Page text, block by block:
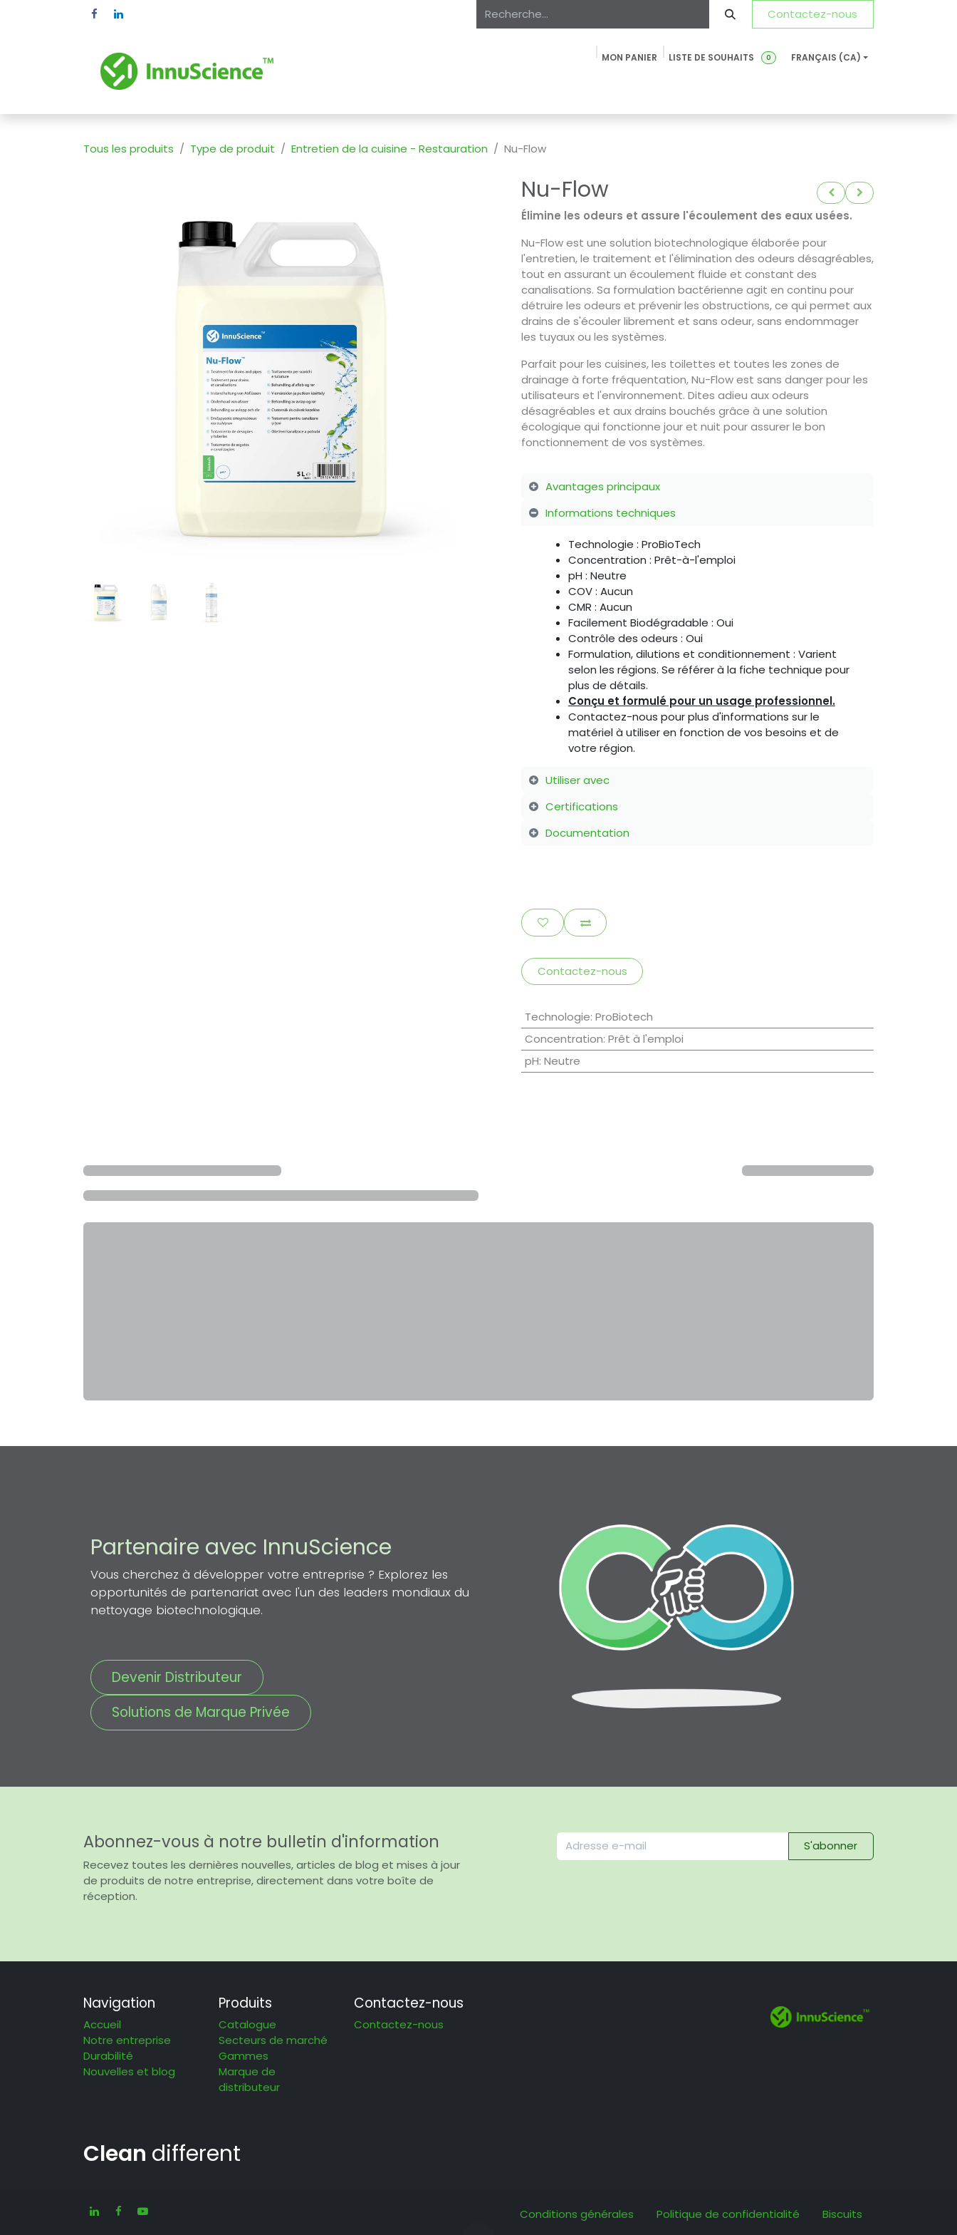
Se rendre au contenu Contactez-nous
MON PANIER 0
LISTE DE SOUHAITS FRANÇAIS (CA)
Tous les produits Type de produit Entretien de la cuisine - Restauration Nu-Flow
Nu-Flow
Élimine les odeurs et assure l'écoulement des eaux usées.
Nu-Flow est une solution biotechnologique élaborée pour
l'entretien, le traitement et l'élimination des odeurs désagréables,
tout en assurant un écoulement fluide et constant des
canalisations. Sa formulation bactérienne agit en continu pour
détruire les odeurs et prévenir les obstructions, ce qui permet aux
drains de s'écouler librement et sans odeur, sans endommager
les tuyaux ou les systèmes.​
Parfait pour les cuisines, les toilettes et toutes les zones de
drainage à forte fréquentation, Nu-Flow est sans danger pour les
utilisateurs et l'environnement. Dites adieu aux odeurs
désagréables et aux drains bouchés grâce à une solution
écologique qui fonctionne jour et nuit pour assurer le bon
fonctionnement de vos systèmes.
Avantages principaux
Informations techniques
Technologie : ProBioTech
Concentration : Prêt-à-l'emploi
pH : Neutre
COV : Aucun
CMR : Aucun
Facilement Biodégradable : Oui ​
Contrôle des odeurs : Oui
Formulation, dilutions et conditionnement : Varient
selon les régions. Se référer à la fiche technique pour
plus de détails.
Conçu et formulé pour un usage professionnel.
Contactez-nous pour plus d'informations sur le
matériel à utiliser en fonction de vos besoins et de
votre région.
Utiliser avec
Certifications
Documentation
Contactez-nous
Technologie: ProBiotech
Concentration: Prêt à l'emploi
pH: Neutre
Partenaire avec InnuScience
Vous cherchez à développer votre entreprise ? Explorez les
opportunités de partenariat avec l'un des leaders mondiaux du
nettoyage biotechnologique.
Devenir Distributeur
Solutions de Marque Privée
Abonnez-vous à notre bulletin d'information
Recevez toutes les dernières nouvelles, articles de blog et mises à jour
de produits de notre entreprise, directement dans votre boîte de
réception.
S'abonner
Navigation
Accueil
Notre entreprise
Durabilité
Nouvelles et blog
Produits
Catalogue
Secteurs de marché
Gammes
Marque de
distributeur
Contactez-nous
Contactez-nous
Clean different
Conditions générales Politique de confidentialité Biscuits